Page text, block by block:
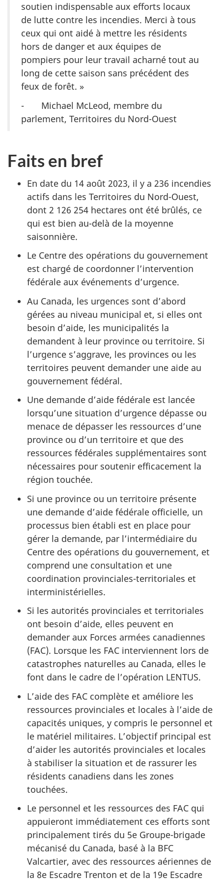
soutien indispensable aux efforts locaux
de lutte contre les incendies. Merci à tous
ceux qui ont aidé à mettre les résidents
hors de danger et aux équipes de
pompiers pour leur travail acharné tout au
long de cette saison sans précédent des
feux de forêt. »
- Michael McLeod, membre du
parlement, Territoires du Nord-Ouest
Faits en bref
En date du 14 août 2023, il y a 236 incendies
actifs dans les Territoires du Nord-Ouest,
dont 2 126 254 hectares ont été brûlés, ce
qui est bien au-delà de la moyenne
saisonnière.
Le Centre des opérations du gouvernement
est chargé de coordonner l’intervention
fédérale aux événements d’urgence.
Au Canada, les urgences sont d’abord
gérées au niveau municipal et, si elles ont
besoin d’aide, les municipalités la
demandent à leur province ou territoire. Si
l’urgence s’aggrave, les provinces ou les
territoires peuvent demander une aide au
gouvernement fédéral.
Une demande d’aide fédérale est lancée
lorsqu’une situation d’urgence dépasse ou
menace de dépasser les ressources d’une
province ou d’un territoire et que des
ressources fédérales supplémentaires sont
nécessaires pour soutenir efficacement la
région touchée.
Si une province ou un territoire présente
une demande d’aide fédérale officielle, un
processus bien établi est en place pour
gérer la demande, par l’intermédiaire du
Centre des opérations du gouvernement, et
comprend une consultation et une
coordination provinciales-territoriales et
interministérielles.
Si les autorités provinciales et territoriales
ont besoin d’aide, elles peuvent en
demander aux Forces armées canadiennes
(FAC). Lorsque les FAC interviennent lors de
catastrophes naturelles au Canada, elles le
font dans le cadre de l’opération LENTUS.
L’aide des FAC complète et améliore les
ressources provinciales et locales à l’aide de
capacités uniques, y compris le personnel et
le matériel militaires. L’objectif principal est
d’aider les autorités provinciales et locales
à stabiliser la situation et de rassurer les
résidents canadiens dans les zones
touchées.
Le personnel et les ressources des FAC qui
appuieront immédiatement ces efforts sont
principalement tirés du 5e Groupe-brigade
mécanisé du Canada, basé à la BFC
Valcartier, avec des ressources aériennes de
la 8e Escadre Trenton et de la 19e Escadre